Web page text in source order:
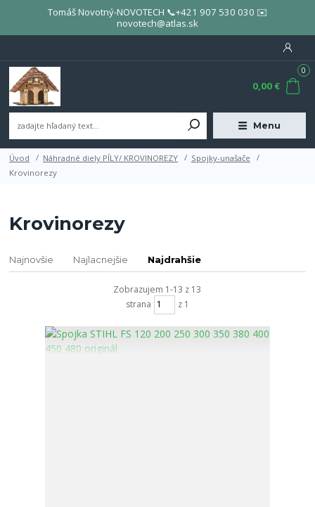
Tomáš Novotný-NOVOTECH 📞+421 907 530 030 ✉️
novotech@atlas.sk
Menu
0
0,00 €
Úvod Náhradné diely PÍLY/ KROVINOREZY
Spojky-unašače
Krovinorezy
Krovinorezy
Najnovšie Najlacnejšie Najdrahšie
Zobrazujem 1-13 z 13
strana
z 1